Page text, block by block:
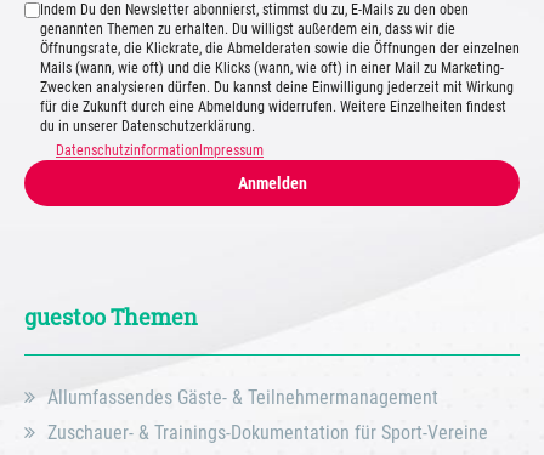
Indem Du den Newsletter abonnierst, stimmst du zu, E-Mails zu den oben
genannten Themen zu erhalten. Du willigst außerdem ein, dass wir die
Öffnungsrate, die Klickrate, die Abmelderaten sowie die Öffnungen der einzelnen
Mails (wann, wie oft) und die Klicks (wann, wie oft) in einer Mail zu Marketing-
Zwecken analysieren dürfen. Du kannst deine Einwilligung jederzeit mit Wirkung
für die Zukunft durch eine Abmeldung widerrufen. Weitere Einzelheiten findest
du in unserer Datenschutzerklärung.
Datenschutzinformation Impressum
Anmelden
guestoo Themen
Allumfassendes Gäste- & Teilnehmermanagement
Zuschauer- & Trainings-Dokumentation für Sport-Vereine